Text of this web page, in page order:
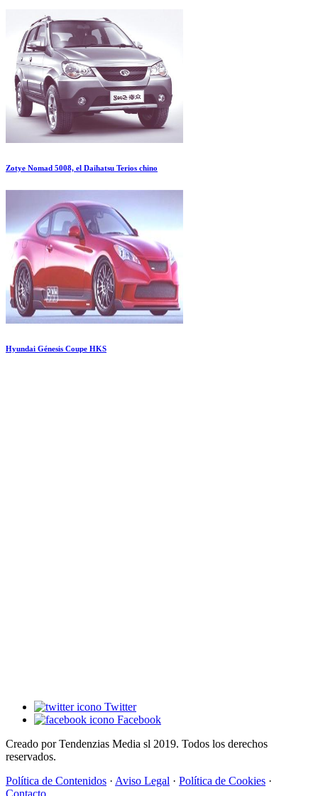
Zotye Nomad 5008, el Daihatsu Terios chino
Hyundai Génesis Coupe HKS
Twitter
Facebook
Creado por Tendenzias Media sl 2019. Todos los derechos
reservados.
Política de Contenidos · Aviso Legal · Política de Cookies ·
Contacto